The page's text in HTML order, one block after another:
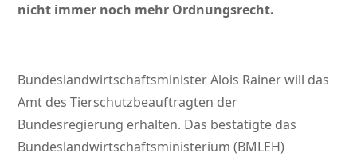
nicht immer noch mehr Ordnungsrecht.
Bundeslandwirtschaftsminister Alois Rainer will das
Amt des Tierschutzbeauftragten der
Bundesregierung erhalten. Das bestätigte das
Bundeslandwirtschaftsministerium (BMLEH)